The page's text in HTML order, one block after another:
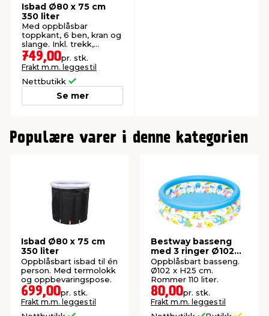
Isbad Ø80 x 75 cm
350 liter
Med oppblåsbar
toppkant, 6 ben, kran og
slange. Inkl. trekk,
lokk/fotbad, pumpe og
oppbevaringsveske.
749,00pr. stk.
Frakt m.m. legges til
Nettbutikk
Se mer
Populære varer i denne kategorien
Isbad Ø80 x 75 cm
350 liter
Oppblåsbart isbad til én
person. Med termolokk
og oppbevaringspose.
699,00pr. stk.
Frakt m.m. legges til
Bestway basseng
med 3 ringer Ø102
cm 110 liter
Oppblåsbart basseng.
Ø102 x H25 cm.
Rommer 110 liter.
80,00pr. stk.
Frakt m.m. legges til